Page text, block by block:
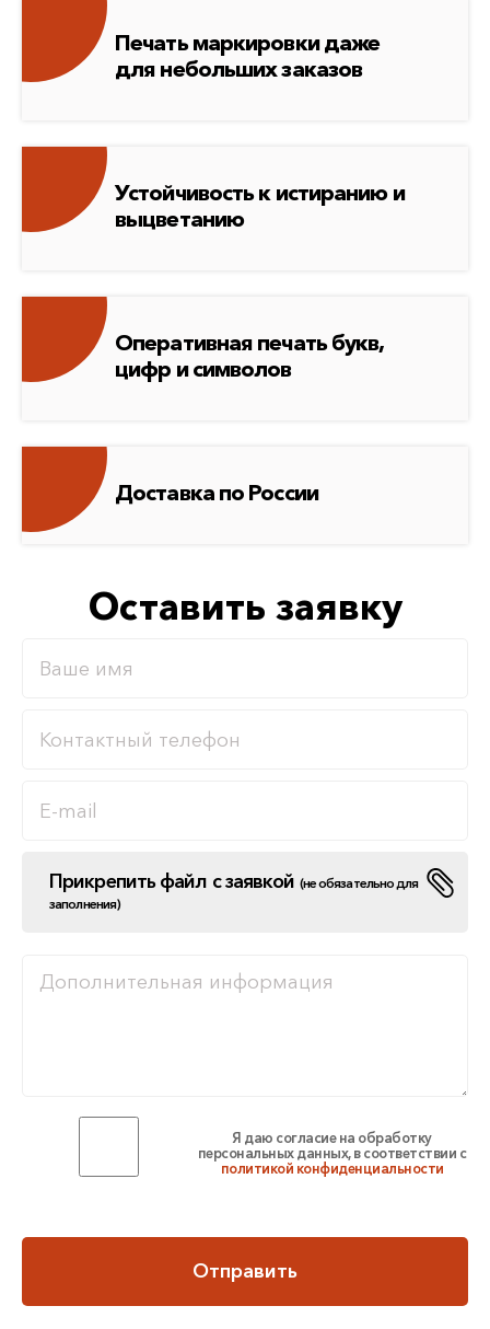
Печать маркировки даже
для небольших заказов
Устойчивость к истиранию и
выцветанию
Оперативная печать букв,
цифр и символов
Доставка по России
Оставить заявку
Прикрепить файл с заявкой (не обязательно для
заполнения)
Я даю согласие на обработку
персональных данных, в соответствии с
политикой конфиденциальности
Отправить